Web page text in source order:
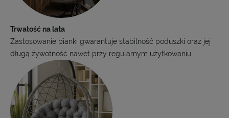
Trwałość na lata
Zastosowanie pianki gwarantuje stabilność poduszki oraz jej
długą żywotność nawet przy regularnym użytkowaniu.